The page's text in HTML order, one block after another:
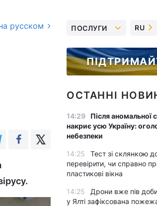
русском ПОСЛУГИ RU
ОСТАННІ
14:29
Після аномальної
накриє усю Україну:
небезпеки
14:25
Тест зі склянкою
перевірити, чи справно
пластикові вікна
14:25
Дрони вже пів
у Ялті зафіксована